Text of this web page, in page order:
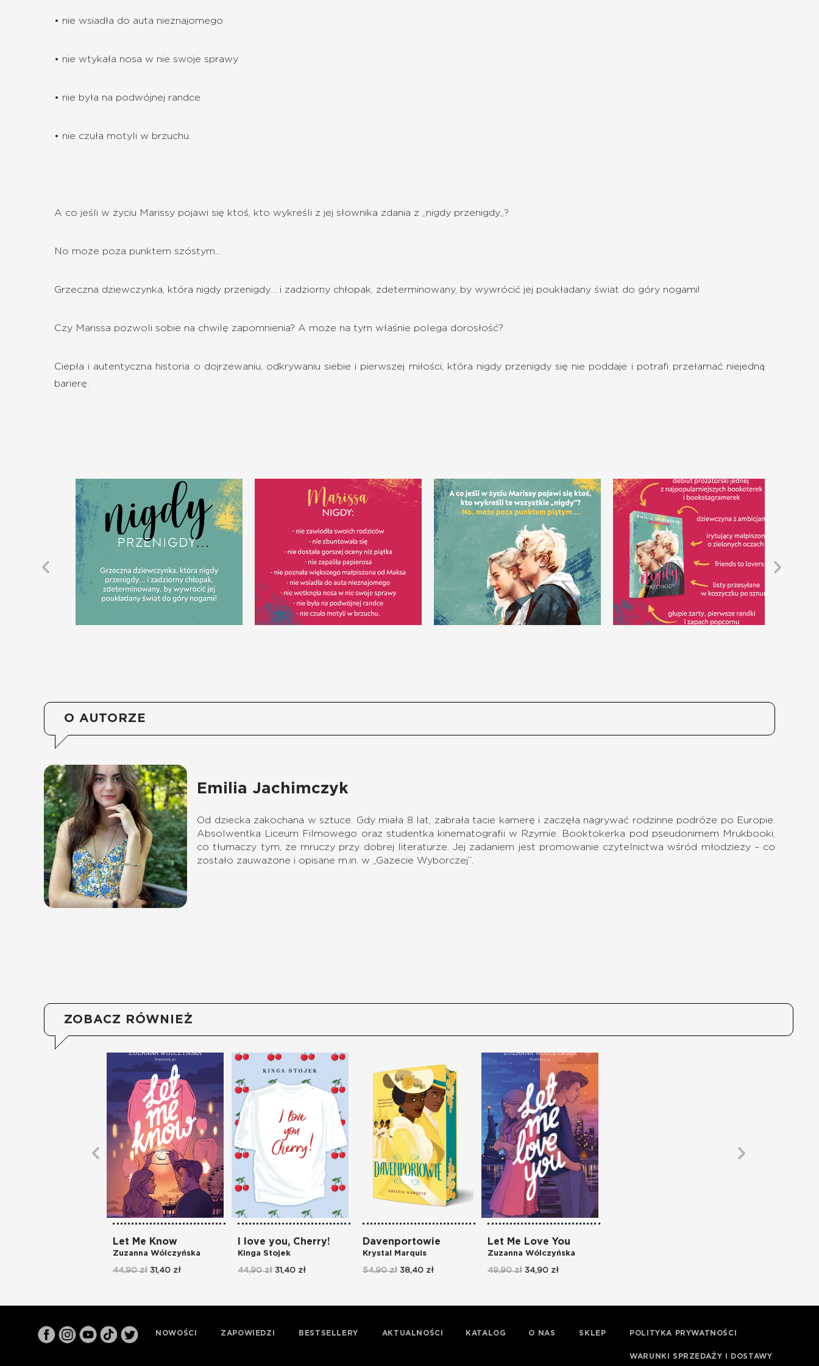
• nie wsiadła do auta nieznajomego
• nie wtykała nosa w nie swoje sprawy
• nie była na podwójnej randce
• nie czuła motyli w brzuchu.
A co jeśli w życiu Marissy pojawi się ktoś, kto wykreśli z jej słownika zdania z „nigdy przenigdy„?
No może poza punktem szóstym...
Grzeczna dziewczynka, która nigdy przenigdy… i zadziorny chłopak, zdeterminowany, by wywrócić jej poukładany świat do góry nogami!
Czy Marissa pozwoli sobie na chwilę zapomnienia? A może na tym właśnie polega dorosłość?
Ciepła i autentyczna historia o dojrzewaniu, odkrywaniu siebie i pierwszej miłości, która nigdy przenigdy się nie poddaje i potrafi przełamać niejedną
barierę.
O AUTORZE
Emilia Jachimczyk
Od dziecka zakochana w sztuce. Gdy miała 8 lat, zabrała tacie kamerę i zaczęła nagrywać rodzinne podróże po Europie.
Absolwentka Liceum Filmowego oraz studentka kinematografii w Rzymie. Booktokerka pod pseudonimem Mrukbooki,
co tłumaczy tym, że mruczy przy dobrej literaturze. Jej zadaniem jest promowanie czytelnictwa wśród młodzieży – co
zostało zauważone i opisane m.in. w „Gazecie Wyborczej”.
ZOBACZ RÓWNIEŻ
Let Me Know
Zuzanna Wólczyńska
44,90 zł 31,40 zł
I love you, Cherry!
Kinga Stojek
44,90 zł 31,40 zł
Davenportowie
Krystal Marquis
54,90 zł 38,40 zł
Let Me Love You
Zuzanna Wólczyńska
49,90 zł 34,90 zł
NOWOŚCI ZAPOWIEDZI BESTSELLERY AKTUALNOŚCI KATALOG O NAS SKLEP POLITYKA PRYWATNOŚCI
WARUNKI SPRZEDAŻY I DOSTAWY